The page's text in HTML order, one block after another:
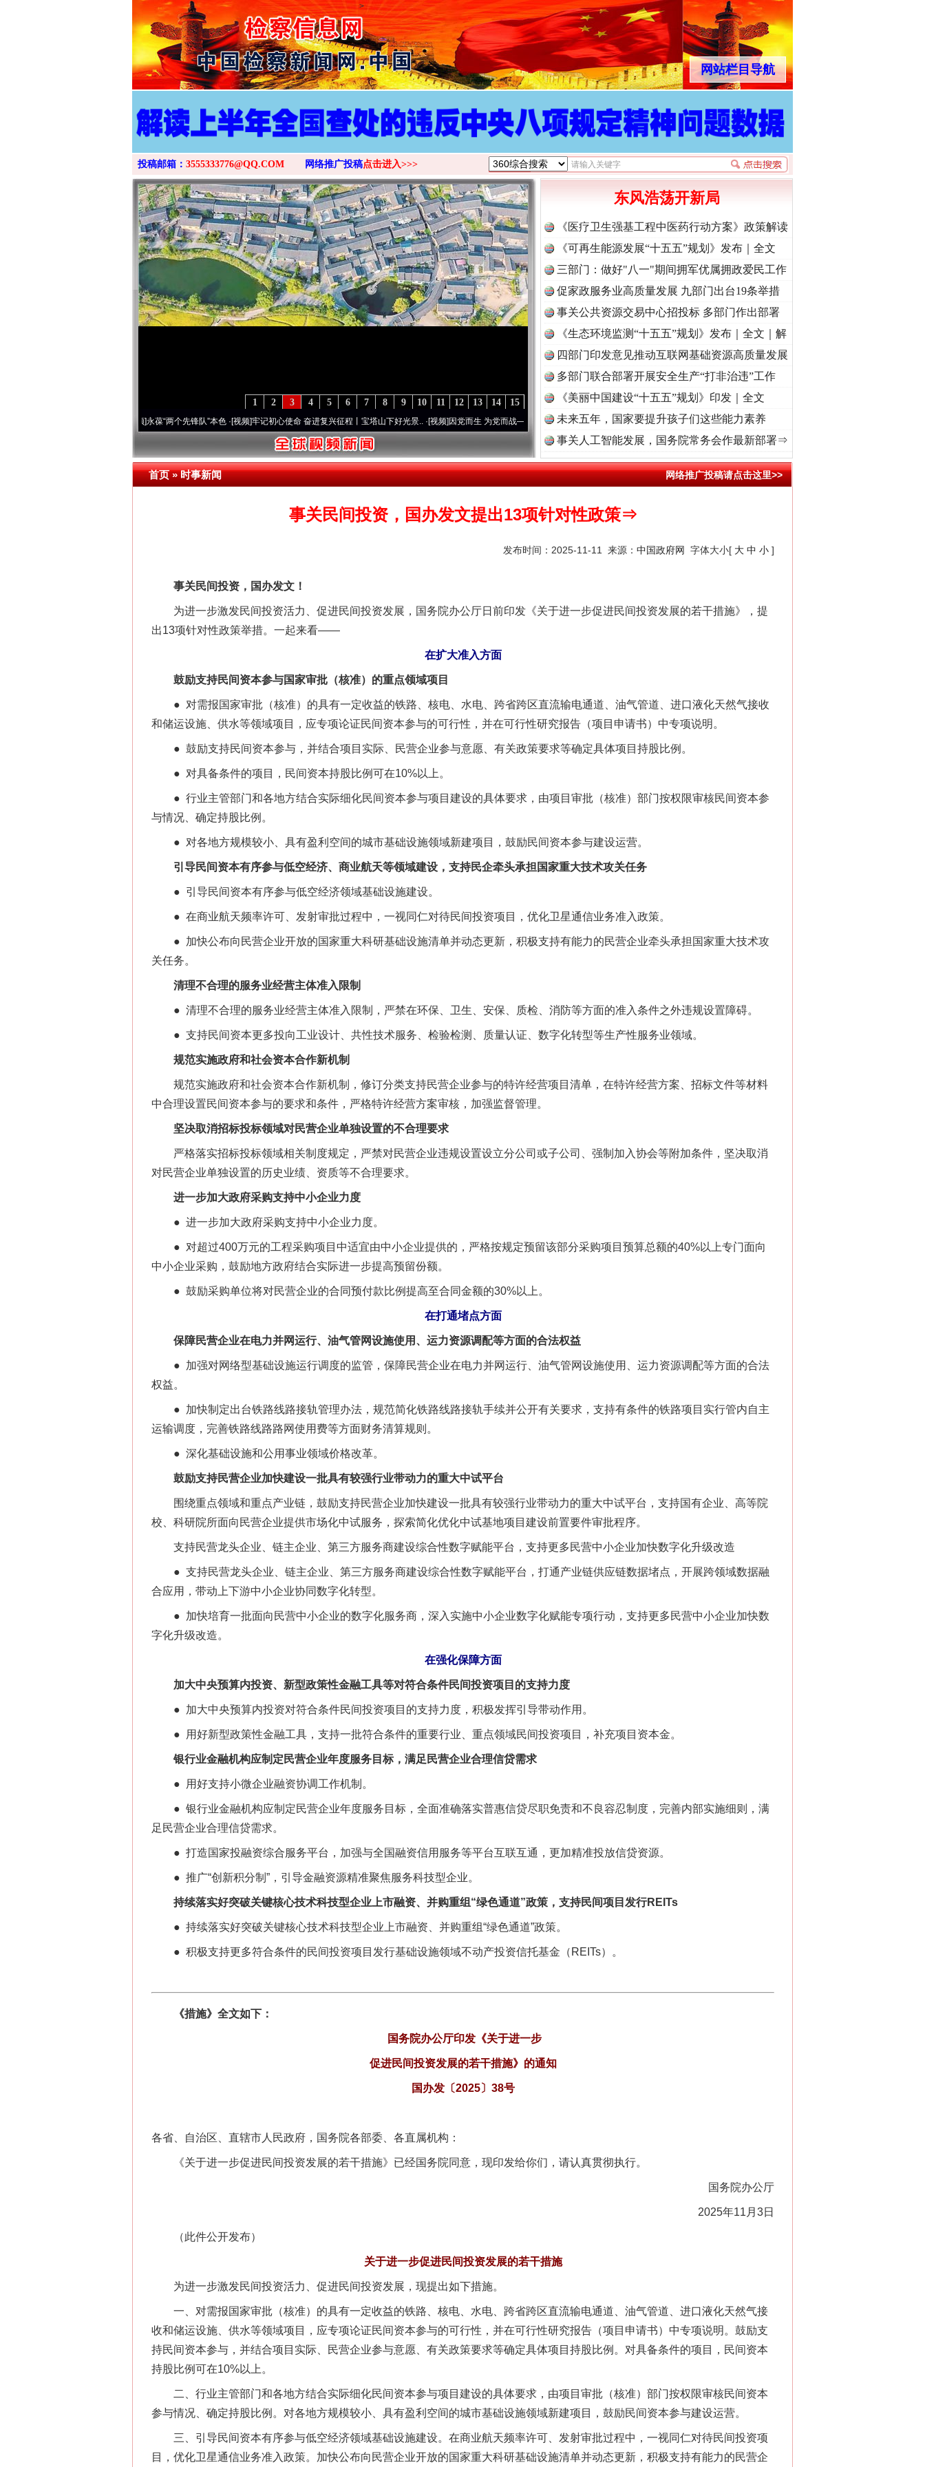
>
网站栏目导航
投稿邮箱： 3555333776@QQ.COM 网络推广投稿点击进入>>>
15
14
13
12
11
10
9
8
7
6
5
4
3
2
1
永葆“两个先锋队”本色·[视频]牢记初心使命 奋进复兴征程丨宝塔山下好光景..·[视频]因党而生 为党而战——百年“纪”事⑧加强纪律..·[视频] 牢记初心使命 奋进复兴征程丨“转折之城”激荡..
东风浩荡开新局
《医疗卫生强基工程中医药行动方案》政策解读
《可再生能源发展“十五五”规划》发布｜全文
三部门：做好"八一"期间拥军优属拥政爱民工作
促家政服务业高质量发展 九部门出台19条举措
事关公共资源交易中心招投标 多部门作出部署
《生态环境监测“十五五”规划》发布｜全文｜解
读
四部门印发意见推动互联网基础资源高质量发展
多部门联合部署开展安全生产“打非治违”工作
《美丽中国建设“十五五”规划》印发｜全文
未来五年，国家要提升孩子们这些能力素养
事关人工智能发展，国务院常务会作最新部署⇒
首页»时事新闻 网络推广投稿请点击这里>>
事关民间投资，国办发文提出13项针对性政策⇒
发布时间：2025-11-11 来源： 中国政府网 字体大小[ 大 中 小 ]
事关民间投资，国办发文！
为进一步激发民间投资活力、促进民间投资发展，国务院办公厅日前印发《关于进一步促进民间投资发展的若干措施》，提
出13项针对性政策举措。一起来看——
在扩大准入方面
鼓励支持民间资本参与国家审批（核准）的重点领域项目
● 对需报国家审批（核准）的具有一定收益的铁路、核电、水电、跨省跨区直流输电通道、油气管道、进口液化天然气接收
和储运设施、供水等领域项目，应专项论证民间资本参与的可行性，并在可行性研究报告（项目申请书）中专项说明。
● 鼓励支持民间资本参与，并结合项目实际、民营企业参与意愿、有关政策要求等确定具体项目持股比例。
● 对具备条件的项目，民间资本持股比例可在10%以上。
● 行业主管部门和各地方结合实际细化民间资本参与项目建设的具体要求，由项目审批（核准）部门按权限审核民间资本参
与情况、确定持股比例。
● 对各地方规模较小、具有盈利空间的城市基础设施领域新建项目，鼓励民间资本参与建设运营。
引导民间资本有序参与低空经济、商业航天等领域建设，支持民企牵头承担国家重大技术攻关任务
● 引导民间资本有序参与低空经济领域基础设施建设。
● 在商业航天频率许可、发射审批过程中，一视同仁对待民间投资项目，优化卫星通信业务准入政策。
● 加快公布向民营企业开放的国家重大科研基础设施清单并动态更新，积极支持有能力的民营企业牵头承担国家重大技术攻
关任务。
清理不合理的服务业经营主体准入限制
● 清理不合理的服务业经营主体准入限制，严禁在环保、卫生、安保、质检、消防等方面的准入条件之外违规设置障碍。
● 支持民间资本更多投向工业设计、共性技术服务、检验检测、质量认证、数字化转型等生产性服务业领域。
规范实施政府和社会资本合作新机制
规范实施政府和社会资本合作新机制，修订分类支持民营企业参与的特许经营项目清单，在特许经营方案、招标文件等材料
中合理设置民间资本参与的要求和条件，严格特许经营方案审核，加强监督管理。
坚决取消招标投标领域对民营企业单独设置的不合理要求
严格落实招标投标领域相关制度规定，严禁对民营企业违规设置设立分公司或子公司、强制加入协会等附加条件，坚决取消
对民营企业单独设置的历史业绩、资质等不合理要求。
进一步加大政府采购支持中小企业力度
● 进一步加大政府采购支持中小企业力度。
● 对超过400万元的工程采购项目中适宜由中小企业提供的，严格按规定预留该部分采购项目预算总额的40%以上专门面向
中小企业采购，鼓励地方政府结合实际进一步提高预留份额。
● 鼓励采购单位将对民营企业的合同预付款比例提高至合同金额的30%以上。
在打通堵点方面
保障民营企业在电力并网运行、油气管网设施使用、运力资源调配等方面的合法权益
● 加强对网络型基础设施运行调度的监管，保障民营企业在电力并网运行、油气管网设施使用、运力资源调配等方面的合法
权益。
● 加快制定出台铁路线路接轨管理办法，规范简化铁路线路接轨手续并公开有关要求，支持有条件的铁路项目实行管内自主
运输调度，完善铁路线路路网使用费等方面财务清算规则。
● 深化基础设施和公用事业领域价格改革。
鼓励支持民营企业加快建设一批具有较强行业带动力的重大中试平台
围绕重点领域和重点产业链，鼓励支持民营企业加快建设一批具有较强行业带动力的重大中试平台，支持国有企业、高等院
校、科研院所面向民营企业提供市场化中试服务，探索简化优化中试基地项目建设前置要件审批程序。
支持民营龙头企业、链主企业、第三方服务商建设综合性数字赋能平台，支持更多民营中小企业加快数字化升级改造
● 支持民营龙头企业、链主企业、第三方服务商建设综合性数字赋能平台，打通产业链供应链数据堵点，开展跨领域数据融
合应用，带动上下游中小企业协同数字化转型。
● 加快培育一批面向民营中小企业的数字化服务商，深入实施中小企业数字化赋能专项行动，支持更多民营中小企业加快数
字化升级改造。
在强化保障方面
加大中央预算内投资、新型政策性金融工具等对符合条件民间投资项目的支持力度
● 加大中央预算内投资对符合条件民间投资项目的支持力度，积极发挥引导带动作用。
● 用好新型政策性金融工具，支持一批符合条件的重要行业、重点领域民间投资项目，补充项目资本金。
银行业金融机构应制定民营企业年度服务目标，满足民营企业合理信贷需求
● 用好支持小微企业融资协调工作机制。
● 银行业金融机构应制定民营企业年度服务目标，全面准确落实普惠信贷尽职免责和不良容忍制度，完善内部实施细则，满
足民营企业合理信贷需求。
● 打造国家投融资综合服务平台，加强与全国融资信用服务等平台互联互通，更加精准投放信贷资源。
● 推广“创新积分制”，引导金融资源精准聚焦服务科技型企业。
持续落实好突破关键核心技术科技型企业上市融资、并购重组“绿色通道”政策，支持民间项目发行REITs
● 持续落实好突破关键核心技术科技型企业上市融资、并购重组“绿色通道”政策。
● 积极支持更多符合条件的民间投资项目发行基础设施领域不动产投资信托基金（REITs）。
《措施》全文如下：
国务院办公厅印发《关于进一步
促进民间投资发展的若干措施》的通知
国办发〔2025〕38号
各省、自治区、直辖市人民政府，国务院各部委、各直属机构：
《关于进一步促进民间投资发展的若干措施》已经国务院同意，现印发给你们，请认真贯彻执行。
国务院办公厅
2025年11月3日
（此件公开发布）
关于进一步促进民间投资发展的若干措施
为进一步激发民间投资活力、促进民间投资发展，现提出如下措施。
一、对需报国家审批（核准）的具有一定收益的铁路、核电、水电、跨省跨区直流输电通道、油气管道、进口液化天然气接
收和储运设施、供水等领域项目，应专项论证民间资本参与的可行性，并在可行性研究报告（项目申请书）中专项说明。鼓励支
持民间资本参与，并结合项目实际、民营企业参与意愿、有关政策要求等确定具体项目持股比例。对具备条件的项目，民间资本
持股比例可在10%以上。
二、行业主管部门和各地方结合实际细化民间资本参与项目建设的具体要求，由项目审批（核准）部门按权限审核民间资本
参与情况、确定持股比例。对各地方规模较小、具有盈利空间的城市基础设施领域新建项目，鼓励民间资本参与建设运营。
三、引导民间资本有序参与低空经济领域基础设施建设。在商业航天频率许可、发射审批过程中，一视同仁对待民间投资项
目，优化卫星通信业务准入政策。加快公布向民营企业开放的国家重大科研基础设施清单并动态更新，积极支持有能力的民营企